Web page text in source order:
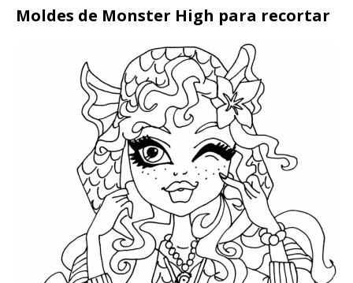
Moldes de Monster High para recortar